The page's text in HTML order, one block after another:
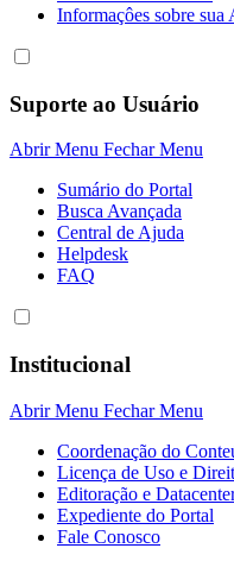
Informaçôes sobre sua
Suporte ao Usuário
Abrir Menu Fechar Menu
Sumário do Portal
Busca Avançada
Central de Ajuda
Helpdesk
FAQ
Institucional
Abrir Menu Fechar Menu
Coordenação do
Licença de Uso e
Editoração e
Expediente do Portal
Fale Conosco